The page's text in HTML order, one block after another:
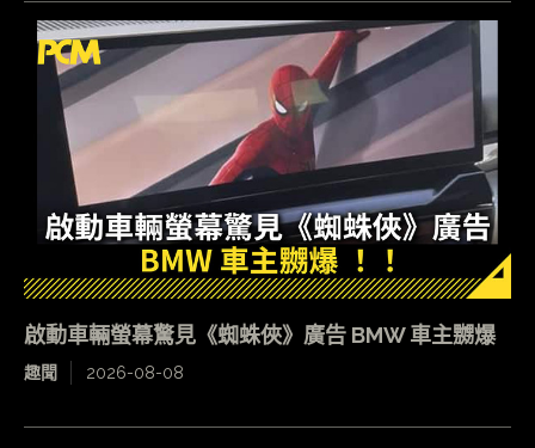
啟動車輛螢幕驚見《蜘蛛俠》廣告 BMW 車主嬲爆
趣聞 2026-08-08